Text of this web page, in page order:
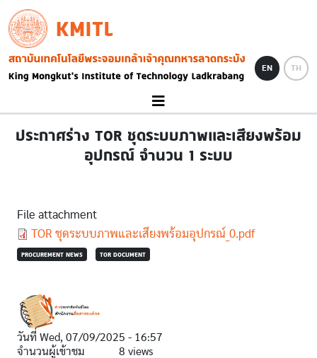
Skip to main content
KMITL
Image
EN TH
ประกาศร่าง TOR ชุดระบบภาพและเสียงพร้อม
อุปกรณ์ จำนวน 1 ระบบ
File attachment
Document
TOR ชุดระบบภาพและเสียงพร้อมอุปกรณ์_0.pdf
PROCUREMENT NEWS TOR DOCUMENT
วันที่ Wed, 07/09/2025 - 16:57
จำนวนผู้เข้าชม
8 views